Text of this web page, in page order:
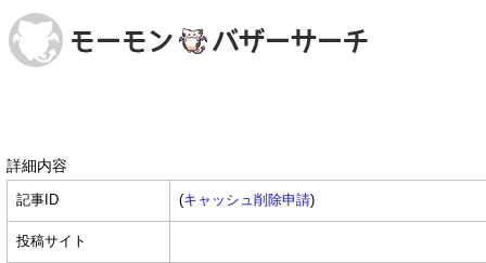
詳細内容
記事ID (キャッシュ削除申請)
投稿サイト